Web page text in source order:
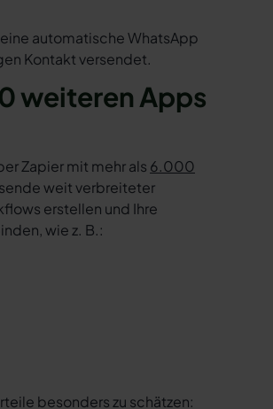
automatische WhatsApp
Kontakt versendet.
weiteren Apps
Zapier mit mehr als 6.000
weit verbreiteter
erstellen und Ihre
wie z. B.:
besonders zu schätzen: